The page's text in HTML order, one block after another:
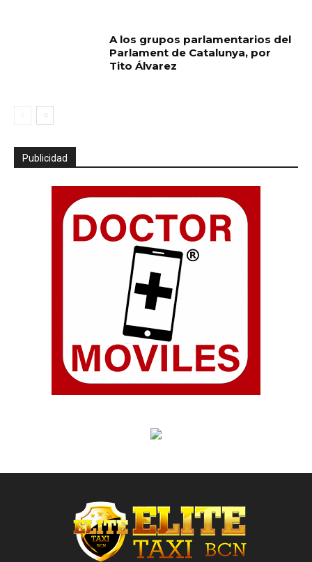
A los grupos parlamentarios del
Parlament de Catalunya, por
Tito Álvarez
Publicidad